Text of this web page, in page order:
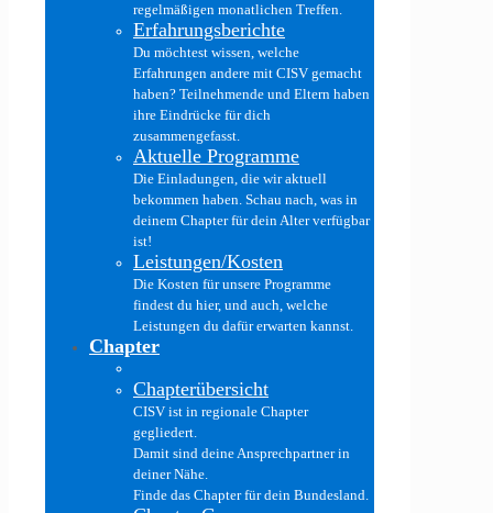
regelmäßigen monatlichen Treffen.
Erfahrungsberichte
Du möchtest wissen, welche
Erfahrungen andere mit CISV gemacht
haben? Teilnehmende und Eltern haben
ihre Eindrücke für dich
zusammengefasst.
Aktuelle Programme
Die Einladungen, die wir aktuell
bekommen haben. Schau nach, was in
deinem Chapter für dein Alter verfügbar
ist!
Leistungen/Kosten
Die Kosten für unsere Programme
findest du hier, und auch, welche
Leistungen du dafür erwarten kannst.
Chapter
Chapterübersicht
CISV ist in regionale Chapter
gegliedert.
Damit sind deine Ansprechpartner in
deiner Nähe.
Finde das Chapter für dein Bundesland.